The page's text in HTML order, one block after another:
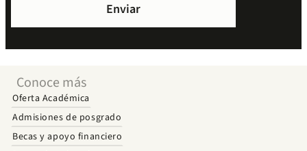
Conoce más
Oferta Académica
Admisiones de posgrado
Becas y apoyo financiero